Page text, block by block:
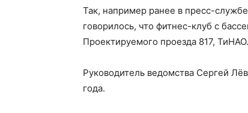
Так, например ранее в пресс-
говорилось, что фитнес-клуб с
Проектируемого проезда 817, ТиНАО.
Руководитель ведомства Сергей
года.